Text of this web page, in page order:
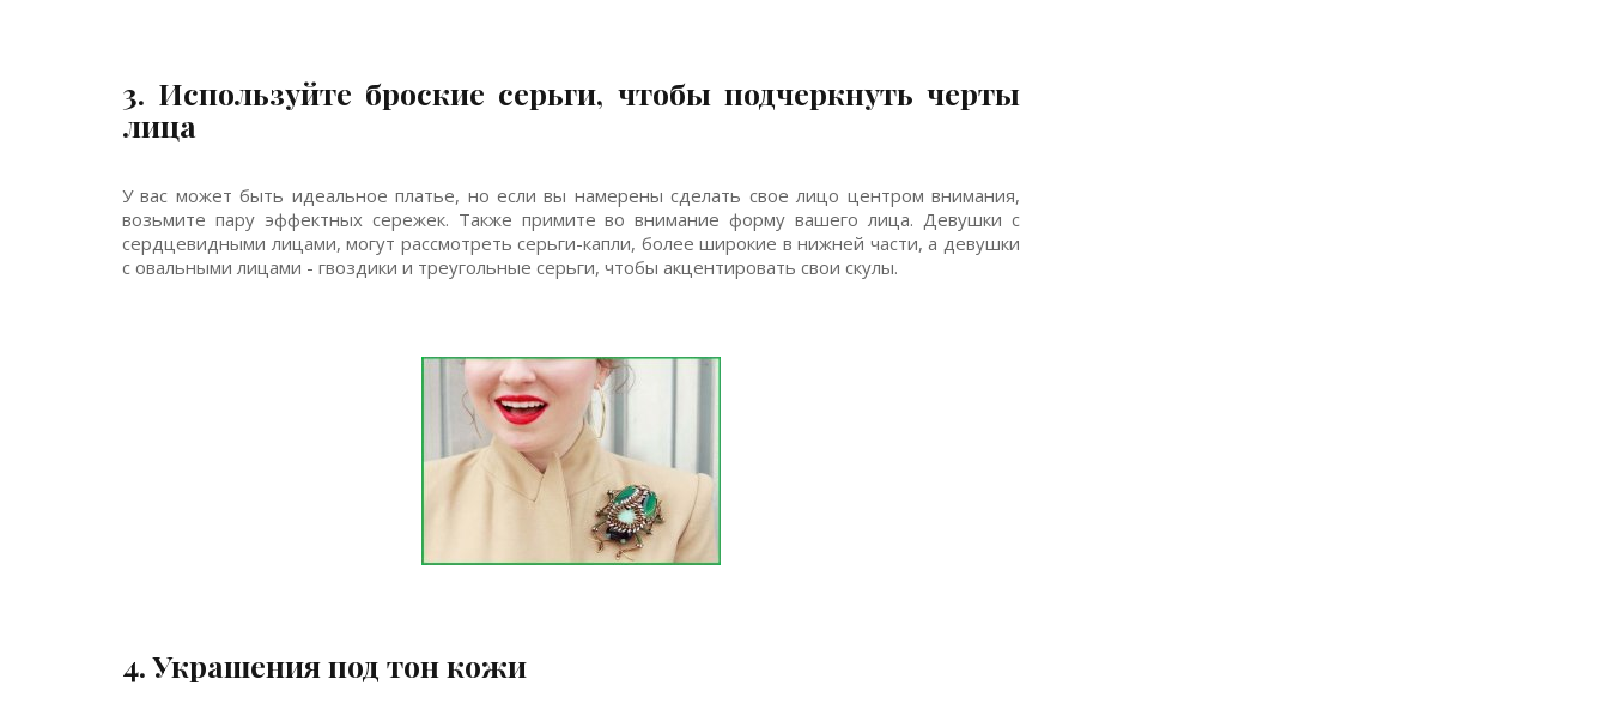
3. Используйте броские серьги, чтобы подчеркнуть черты
лица
У вас может быть идеальное платье, но если вы намерены сделать свое лицо центром внимания,
возьмите пару эффектных сережек. Также примите во внимание форму вашего лица. Девушки с
сердцевидными лицами, могут рассмотреть серьги-капли, более широкие в нижней части, а девушки
с овальными лицами - гвоздики и треугольные серьги, чтобы акцентировать свои скулы.
4. Украшения под тон кожи